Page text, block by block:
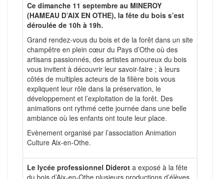
Ce dimanche 11 septembre au MINEROY
(HAMEAU D’AIX EN OTHE), la fête du bois s’est
déroulée de 10h à 19h.
Grand rendez-vous du bois et de la forêt dans un site
champêtre en plein cœur du Pays d’Othe où des
artisans passionnés, des artistes amoureux du bois
vous invitent à découvrir leur savoir-faire ; à leurs
côtés de multiples acteurs de la filière bois vous
expliquent leur rôle dans la préservation, le
développement et l’exploitation de la forêt. Des
animations ont rythmé cette journée dans une belle
ambiance où les enfants ont toute leur place.
Evènement organisé par l’association Animation
Culture Aix-en-Othe.
Le lycée professionnel Diderot a exposé à la fête